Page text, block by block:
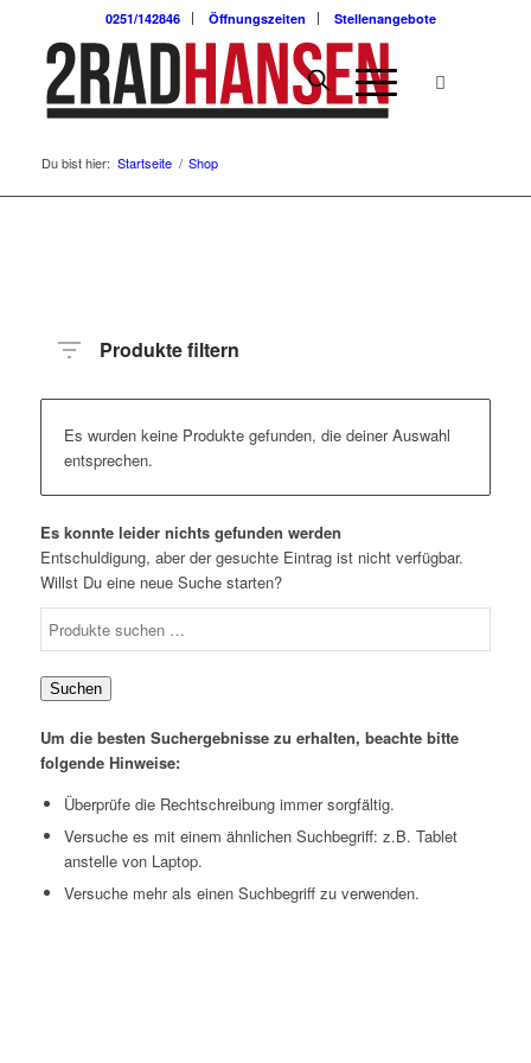
0251/142846 Öffnungszeiten Stellenangebote
Du bist hier: Startseite / Shop
Produkte filtern
Es wurden keine Produkte gefunden, die deiner Auswahl
entsprechen.
Es konnte leider nichts gefunden werden
Entschuldigung, aber der gesuchte Eintrag ist nicht verfügbar.
Willst Du eine neue Suche starten?
Suchen
Um die besten Suchergebnisse zu erhalten, beachte bitte
folgende Hinweise:
Überprüfe die Rechtschreibung immer sorgfältig.
Versuche es mit einem ähnlichen Suchbegriff: z.B. Tablet
anstelle von Laptop.
Versuche mehr als einen Suchbegriff zu verwenden.